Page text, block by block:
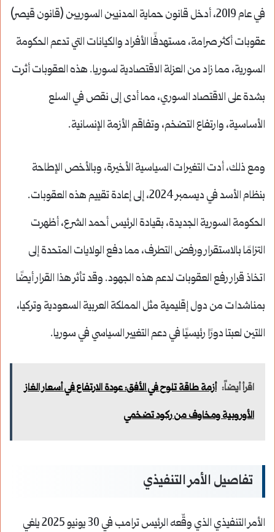
في عام 2019، أدخل قانون حماية المدنيين السوريين (قانون قيصر)
عقوبات أكثر صرامة، مستهدفًا الأفراد والكيانات التي تدعم الحكومة
السورية، مما زاد من العزلة الاقتصادية لسوريا. هذه العقوبات أثرت
بشدة على الاقتصاد السوري، مما أدى إلى نقص في السلع
الأساسية، وارتفاع التضخم، وتفاقم الأزمة الإنسانية.
ومع ذلك، أدت التغيرات السياسية الأخيرة، وبالأخص الإطاحة
بنظام الأسد في ديسمبر 2024، إلى إعادة تقييم هذه العقوبات.
الحكومة السورية الجديدة، بقيادة الرئيس أحمد الشرع، أظهرت
التزامًا بالاستقرار ورفض التطرف، مما دفع الولايات المتحدة إلى
اتخاذ قرار رفع العقوبات لدعم هذه الجهود. وقد تأثر هذا القرار أيضًا
بمناشدات من دول إقليمية مثل المملكة العربية السعودية وتركيا،
اللتين لعبتا دورًا رئيسيًا في دعم التغيير السياسي في سوريا.
اقرأ أيضاً: أزمة طاقة تلوح في الأفق: عودة الارتفاع في أسعار الغاز
الأوروبية ومخاوف من ركود تضخمي
تفاصيل الأمر التنفيذي
الأمر التنفيذي الذي وقّعه الرئيس ترامب في 30 يونيو 2025 يلغي